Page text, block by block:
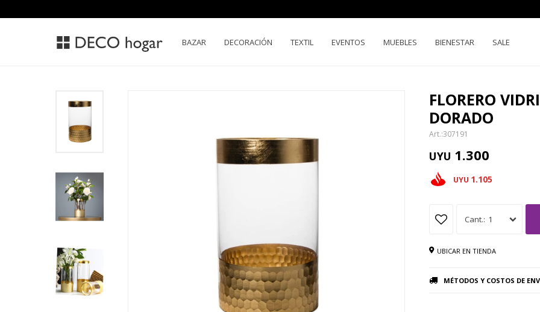
BAZAR DECORACIÓN TEXTIL EVENTOS MUEBLES BIENESTAR SALE
FLORERO
DORADO
307191
UYU 1.300
UYU 1.105
1
UBICAR EN TIENDA
MÉTODOS Y COSTOS DE